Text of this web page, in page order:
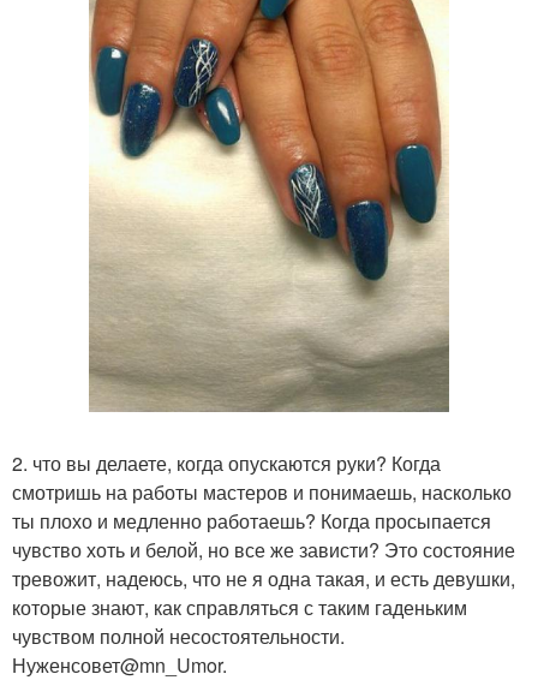
2. что вы делаете, когда опускаются руки? Когда
смотришь на работы мастеров и понимаешь, насколько
ты плохо и медленно работаешь? Когда просыпается
чувство хоть и белой, но все же зависти? Это состояние
тревожит, надеюсь, что не я одна такая, и есть девушки,
которые знают, как справляться с таким гаденьким
чувством полной несостоятельности.
Нуженсовет@mn_Umor.